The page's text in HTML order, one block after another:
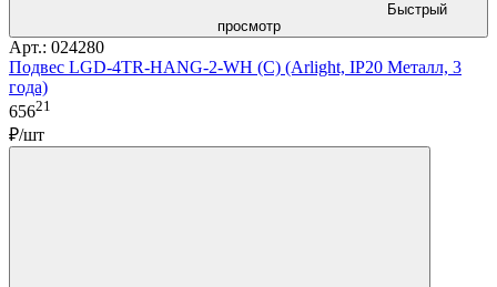
Быстрый
просмотр
Арт.: 024280
Подвес LGD-4TR-HANG-2-WH (C) (Arlight, IP20 Металл, 3
года)
65621
₽/шт